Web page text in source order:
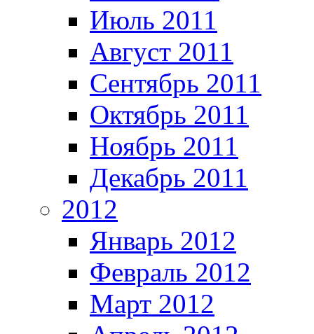
Июль 2011
Август 2011
Сентябрь 2011
Октябрь 2011
Ноябрь 2011
Декабрь 2011
2012
Январь 2012
Февраль 2012
Март 2012